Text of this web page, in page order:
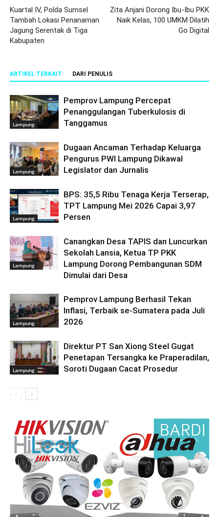
Kuartal IV, Polda Sumsel
Tambah Lokasi Penanaman
Jagung Serentak di Tiga
Kabupaten
Zita Anjani Dorong Ibu-Ibu PKK
Naik Kelas, 100 UMKM Dilatih
Go Digital
ARTIKEL TERKAIT DARI PENULIS
Lampung
Pemprov Lampung Percepat
Penanggulangan Tuberkulosis di
Tanggamus
Lampung
Dugaan Ancaman Terhadap Keluarga
Pengurus PWI Lampung Dikawal
Legislator dan Jurnalis
Lampung
BPS: 35,5 Ribu Tenaga Kerja Terserap,
TPT Lampung Mei 2026 Capai 3,97
Persen
Lampung
Canangkan Desa TAPIS dan Luncurkan
Sekolah Lansia, Ketua TP PKK
Lampung Dorong Pembangunan SDM
Dimulai dari Desa
Lampung
Pemprov Lampung Berhasil Tekan
Inflasi, Terbaik se-Sumatera pada Juli
2026
Lampung
Direktur PT San Xiong Steel Gugat
Penetapan Tersangka ke Praperadilan,
Soroti Dugaan Cacat Prosedur